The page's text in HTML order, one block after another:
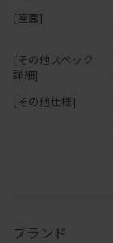
[座面]
[その他スペック
詳細]
[その他仕様]
ブランド